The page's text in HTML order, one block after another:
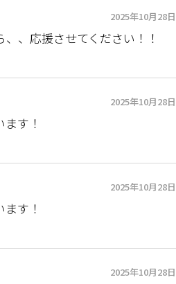
2025年10月28日
、、応援させてください！！
2025年10月28日
す！
2025年10月28日
す！
2025年10月28日